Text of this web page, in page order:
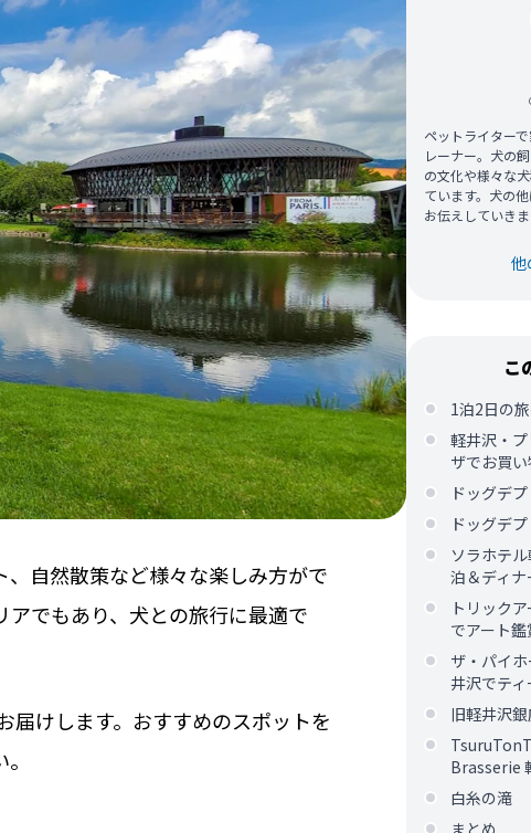
自然散策など様々な楽しみ方がで
でもあり、犬との旅行に最適で
届けします。おすすめのスポットを
ペットライター
レーナー。犬の
の文化や様々な
ています。犬の
お伝えしていきま
他
こ
1泊2日の
軽井沢・
ザでお買
ドッグデ
ドッグデ
ソラホテ
泊＆ディナ
トリック
でアート鑑
ザ・パイ
井沢でテ
旧軽井沢
Brasserie
白糸の滝
まとめ